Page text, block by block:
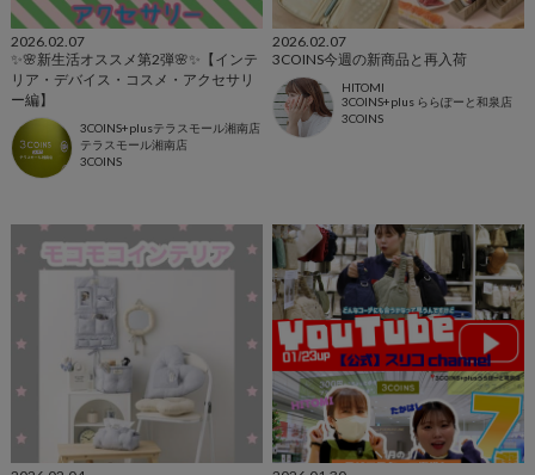
2026.02.07
✨🌸新生活オススメ第2弾🌸✨【インテ
リア・デバイス・コスメ・アクセサリ
ー編】
3COINS+plusテラスモール湘南店
テラスモール湘南店
3COINS
2026.02.07
3COINS今週の新商品と再入荷
HITOMI
3COINS+plus ららぽーと和泉店
3COINS